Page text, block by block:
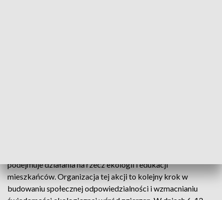
podejmuje działania na rzecz ekologii i edukacji
mieszkańców. Organizacja tej akcji to kolejny krok w
budowaniu społecznej odpowiedzialności i wzmacnianiu